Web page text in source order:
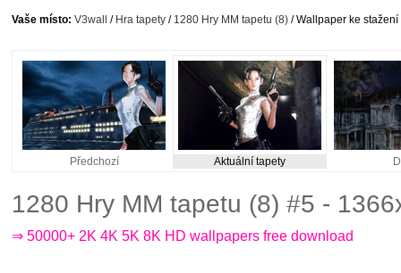
Vaše místo: V3wall / Hra tapety / 1280 Hry MM tapetu (8) / Wallpaper ke stažení
Předchozí Aktuální tapety
1280 Hry MM tapetu (8) #5 -
⇒ 50000+ 2K 4K 5K 8K HD wallpapers free download